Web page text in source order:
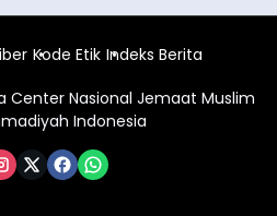
Kode Etik Indeks Berita
Nasional Jemaat Muslim
Indonesia